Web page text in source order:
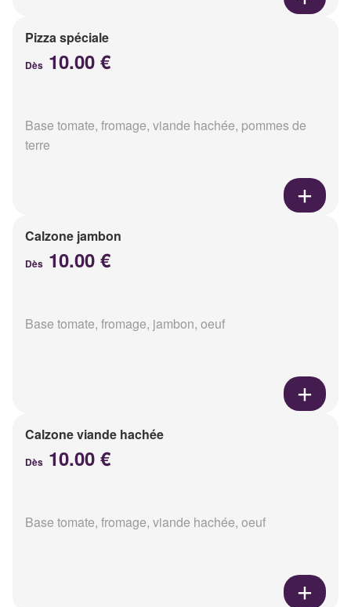
Pizza spéciale
Dès 10.00 €
Base tomate, fromage, viande hachée, pommes de
terre
Calzone jambon
Dès 10.00 €
Base tomate, fromage, jambon, oeuf
Calzone viande hachée
Dès 10.00 €
Base tomate, fromage, viande hachée, oeuf